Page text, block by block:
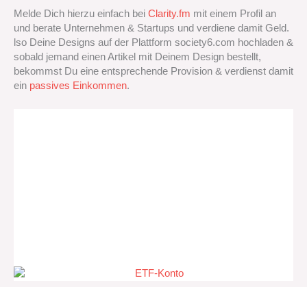
Melde Dich hierzu einfach bei Clarity.fm mit einem Profil an
und berate Unternehmen & Startups und verdiene damit Geld.
lso Deine Designs auf der Plattform society6.com hochladen &
sobald jemand einen Artikel mit Deinem Design bestellt,
bekommst Du eine entsprechende Provision & verdienst damit
ein passives Einkommen.